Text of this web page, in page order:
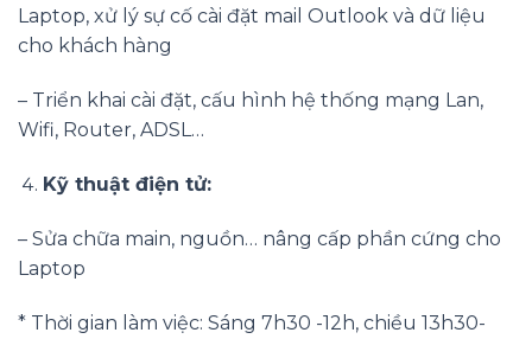
Laptop, xử lý sự cố cài đặt mail Outlook và dữ liệu
cho khách hàng
– Triển khai cài đặt, cấu hình hệ thống mạng Lan,
Wifi, Router, ADSL…
Kỹ thuật điện tử:
– Sửa chữa main, nguồn… nâng cấp phần cứng cho
Laptop
* Thời gian làm việc: Sáng 7h30 -12h, chiều 13h30-